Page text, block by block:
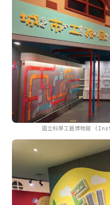
國立科學工藝博物館